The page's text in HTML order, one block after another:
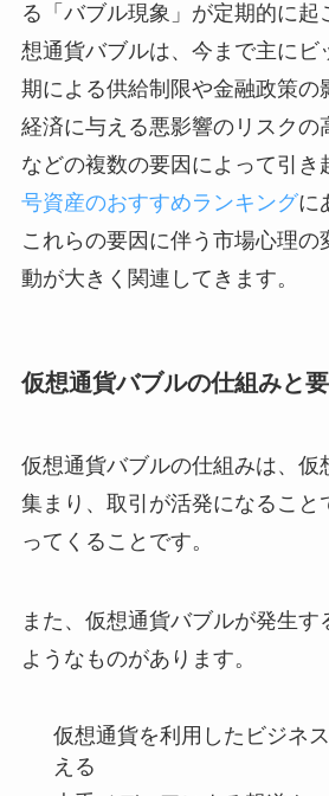
る「バブル現象」が定期的に起
想通貨バブルは、今まで主にビ
期による供給制限や金融政策の
経済に与える悪影響のリスクの
などの複数の要因によって引き
号資産のおすすめランキングに
これらの要因に伴う市場心理の
動が大きく関連してきます。
仮想通貨バブルの仕組みと
仮想通貨バブルの仕組みは、仮
集まり、取引が活発になること
ってくることです。
また、仮想通貨バブルが発生す
ようなものがあります。
仮想通貨を利用したビジネ
える